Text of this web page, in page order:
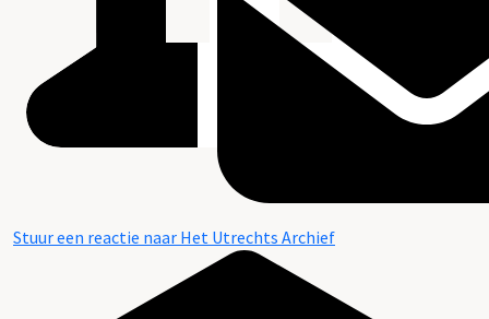
Stuur een reactie naar Het Utrechts Archief